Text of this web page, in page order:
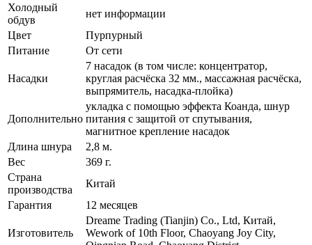
Холодный
обдув
нет информации
Цвет
Пурпурный
Питание
От сети
Насадки
7 насадок (в том числе: концентратор,
круглая расчёска 32 мм., массажная расчёска,
выпрямитель, насадка-плойка)
Дополнительно
укладка с помощью эффекта Коанда, шнур
питания с защитой от спутывания,
магнитное крепление насадок
Длина шнура
2,8 м.
Вес
369 г.
Страна
производства
Китай
Гарантия
12 месяцев
Изготовитель
Dreame Trading (Tianjin) Co., Ltd, Китай,
Wework of 10th Floor, Chaoyang Joy City,